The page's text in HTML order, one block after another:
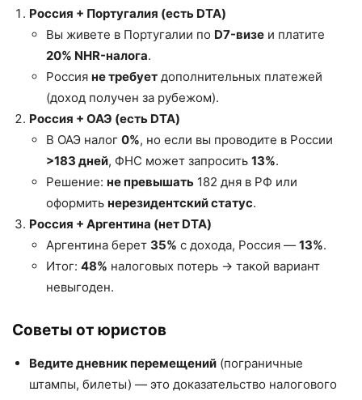
Россия + Португалия (есть DTA)
Вы живете в Португалии по D7-визе и платите
20% NHR-налога.
Россия не требует дополнительных платежей
(доход получен за рубежом).
Россия + ОАЭ (есть DTA)
В ОАЭ налог 0%, но если вы проводите в России
>183 дней, ФНС может запросить 13%.
Решение: не превышать 182 дня в РФ или
оформить нерезидентский статус.
Россия + Аргентина (нет DTA)
Аргентина берет 35% с дохода, Россия — 13%.
Итог: 48% налоговых потерь → такой вариант
невыгоден.
Советы от юристов
Ведите дневник перемещений (пограничные
штампы, билеты) — это доказательство налогового